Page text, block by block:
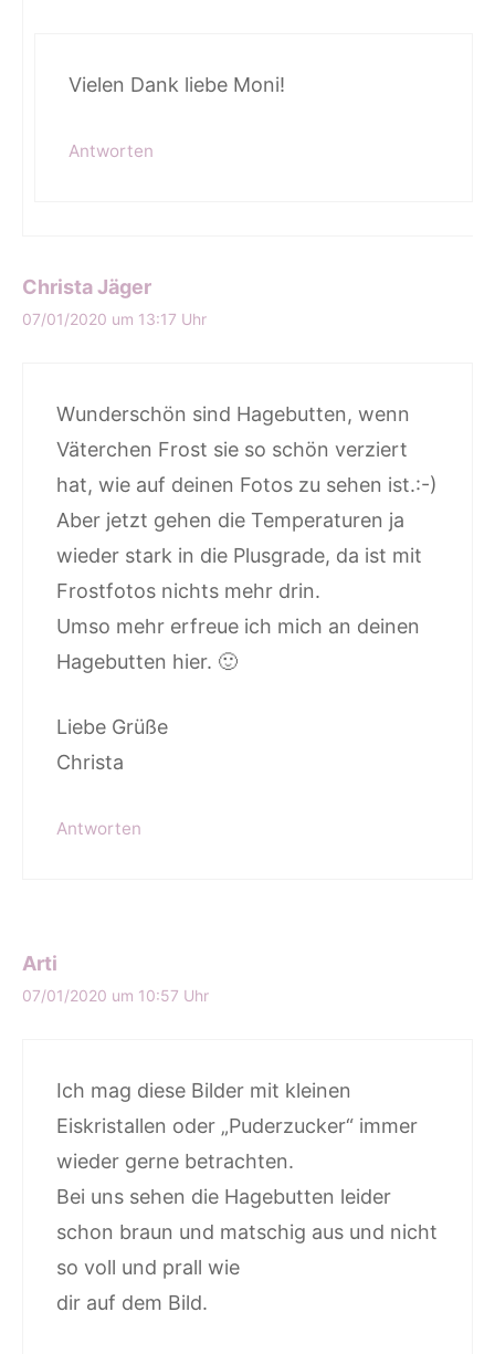
Vielen Dank liebe Moni!
Antworten
Christa Jäger
07/01/2020 um 13:17 Uhr
Wunderschön sind Hagebutten, wenn
Väterchen Frost sie so schön verziert
hat, wie auf deinen Fotos zu sehen ist.:-)
Aber jetzt gehen die Temperaturen ja
wieder stark in die Plusgrade, da ist mit
Frostfotos nichts mehr drin.
Umso mehr erfreue ich mich an deinen
Hagebutten hier. 🙂
Liebe Grüße
Christa
Antworten
Arti
07/01/2020 um 10:57 Uhr
Ich mag diese Bilder mit kleinen
Eiskristallen oder „Puderzucker“ immer
wieder gerne betrachten.
Bei uns sehen die Hagebutten leider
schon braun und matschig aus und nicht
so voll und prall wie
dir auf dem Bild.